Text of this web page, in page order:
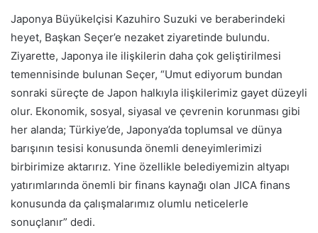
Japonya Büyükelçisi Kazuhiro Suzuki ve beraberindeki
heyet, Başkan Seçer’e nezaket ziyaretinde bulundu.
Ziyarette, Japonya ile ilişkilerin daha çok geliştirilmesi
temennisinde bulunan Seçer, “Umut ediyorum bundan
sonraki süreçte de Japon halkıyla ilişkilerimiz gayet düzeyli
olur. Ekonomik, sosyal, siyasal ve çevrenin korunması gibi
her alanda; Türkiye’de, Japonya’da toplumsal ve dünya
barışının tesisi konusunda önemli deneyimlerimizi
birbirimize aktarırız. Yine özellikle belediyemizin altyapı
yatırımlarında önemli bir finans kaynağı olan JICA finans
konusunda da çalışmalarımız olumlu neticelerle
sonuçlanır” dedi.